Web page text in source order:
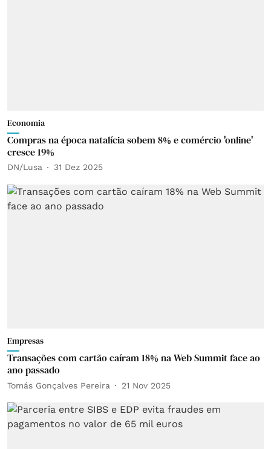
Economia
Compras na época natalícia sobem 8% e comércio 'online'
cresce 19%
DN/Lusa 31 Dez 2025
Empresas
Transações com cartão caíram 18% na Web Summit face ao
ano passado
Tomás Gonçalves Pereira 21 Nov 2025